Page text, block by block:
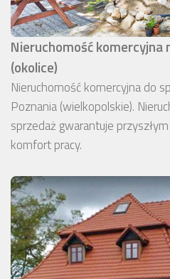
Nieruchomość komercyjna
(okolice)
Nieruchomość komercyjna do
Poznania (wielkopolskie).
sprzedaż gwarantuje
komfort pracy.